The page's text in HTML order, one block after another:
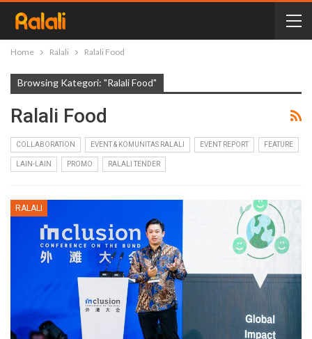
Home Ralali Ralali Food
Browsing Kategori: "Ralali Food"
Ralali Food
COLLABORATION EVENT & KOMUNITAS RALALI EVENT REPORT FEATURE
LAIN-LAIN PROMO RALALI TENDER
RALALI